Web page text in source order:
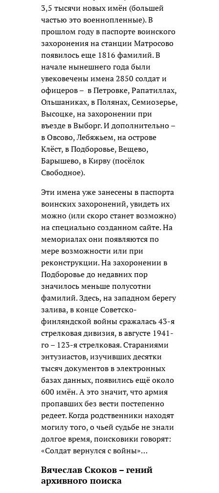
3,5 тысячи новых имён (большей
частью это военнопленные). В
прошлом году в паспорте воинского
захоронения на станции Матросово
появилось еще 1816 фамилий. В
начале нынешнего года были
увековечены имена 2850 солдат и
офицеров – в Петровке, Рапатиллах,
Ольшаниках, в Полянах, Семиозерье,
Высоцке, на захоронении при
въезде в Выборг. И дополнительно –
в Овсово, Лебяжьем, на острове
Клёст, в Подборовье, Вещево,
Барышево, в Кирву (посёлок
Свободное).
Эти имена уже занесены в паспорта
воинских захоронений, увидеть их
можно (или скоро станет возможно)
на специально созданном сайте. На
мемориалах они появляются по
мере возможности или при
реконструкции. На захоронении в
Подборовье до недавних пор
значилось меньше полусотни
фамилий. Здесь, на западном берегу
залива, в конце Советско-
финляндской войны сражалась 43-я
стрелковая дивизия, в августе 1941-
го – 123-я стрелковая. Стараниями
энтузиастов, изучивших десятки
тысяч документов в электронных
базах данных, появились ещё около
600 имён. А это значит, что армия
пропавших без вести постепенно
редеет. Когда родственники находят
могилу того, о чьей судьбе не знали
долгое время, поисковики говорят:
«Солдат вернулся с войны»…
Вячеслав Скоков – гений
архивного поиска